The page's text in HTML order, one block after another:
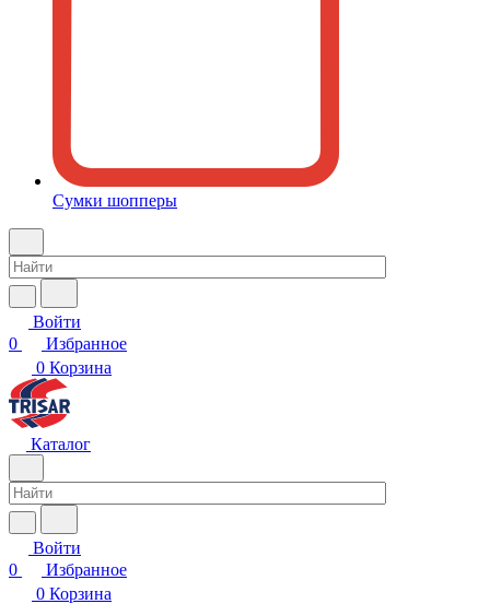
Сумки шопперы
Войти
0
Избранное
0 Корзина
Каталог
Войти
0
Избранное
0 Корзина